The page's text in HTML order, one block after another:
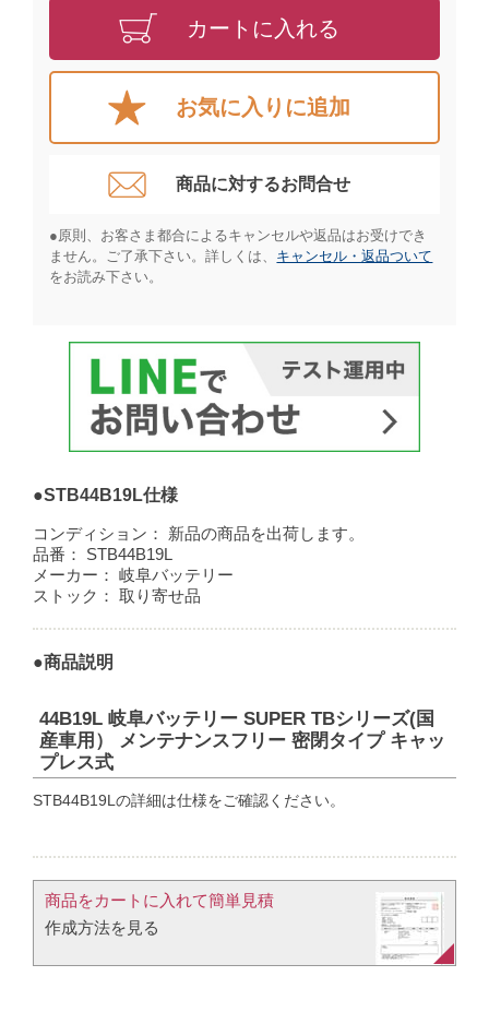
カートに入れる
お気に入りに追加
商品に対するお問合せ​
●原則、お客さま都合によるキャンセルや返品はお受けでき
ません。ご了承下さい。詳しくは、 キャンセル・返品ついて
をお読み下さい。​
●STB44B19L仕様
コンディション：
新品の商品を出荷します。
品番：
STB44B19L
メーカー：
岐阜バッテリー
ストック：
取り寄せ品
●商品説明
44B19L 岐阜バッテリー SUPER TBシリーズ(国
産車用） メンテナンスフリー 密閉タイプ キャッ
プレス式
STB44B19Lの詳細は仕様をご確認ください。
商品をカートに入れて簡単見積​
作成方法を見る​​